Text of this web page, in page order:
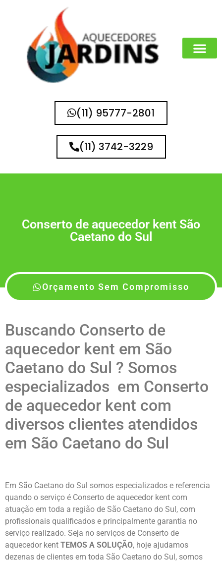
(11) 95777-2801
(11) 3742-3229
Conserto de aquecedor kent São
Caetano do Sul
Orçamento Sem Compromisso
Buscando Conserto de
aquecedor kent em São
Caetano do Sul ? Somos
especializados em Conserto
de aquecedor kent com
diversos clientes atendidos
em São Caetano do Sul
Em São Caetano do Sul somos especializados e referencia
quando o serviço é Conserto de aquecedor kent com
atuação em toda a região de São Caetano do Sul, com
profissionais qualificados e principalmente garantia no
serviço realizado. Seja no serviços de Conserto de
aquecedor kent TEMOS A SOLUÇÃO, hoje ajudamos
dezenas de clientes em toda São Caetano do Sul, somos